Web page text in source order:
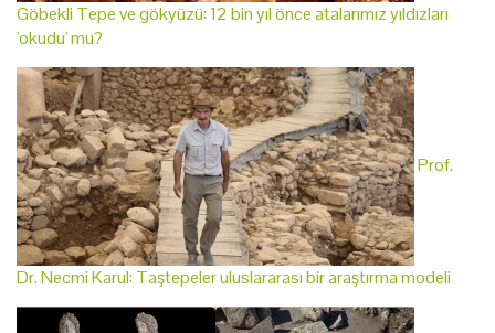
Göbekli Tepe ve gökyüzü: 12 bin yıl önce atalarımız yıldızları
'okudu' mu?
Prof.
Dr. Necmi Karul: Taştepeler uluslararası bir araştırma modeli